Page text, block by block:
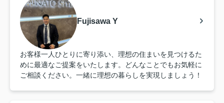
Fujisawa Y
お客様一人ひとりに寄り添い、理想の住まいを見つけるた
めに最適なご提案をいたします。どんなことでもお気軽に
ご相談ください。一緒に理想の暮らしを実現しましょう！